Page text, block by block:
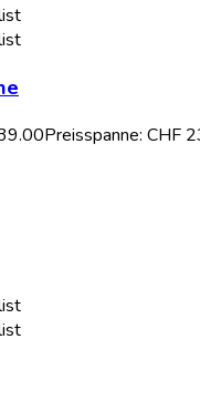
Preisspanne: CHF